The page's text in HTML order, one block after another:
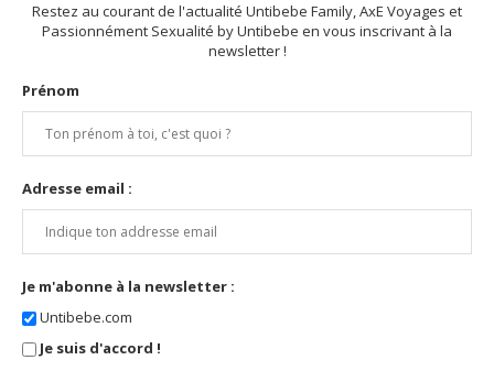
Restez au courant de l'actualité Untibebe Family, AxE Voyages et
Passionnément Sexualité by Untibebe en vous inscrivant à la
newsletter !
Prénom
Adresse email :
Je m'abonne à la newsletter :
Untibebe.com
Je suis d'accord !